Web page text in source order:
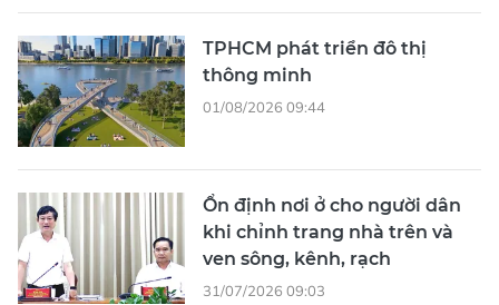
TPHCM phát triển đô thị
thông minh
01/08/2026 09:44
Ổn định nơi ở cho người dân
khi chỉnh trang nhà trên và
ven sông, kênh, rạch
31/07/2026 09:03